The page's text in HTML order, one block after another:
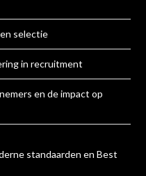
selectie
in recruitment
en de impact op
standaarden en Best